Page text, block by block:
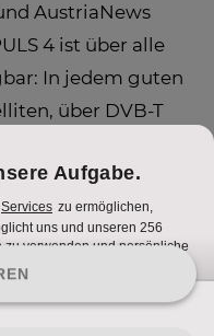
AustriaNews
4 ist über alle
In jedem guten
über DVB-T
auf